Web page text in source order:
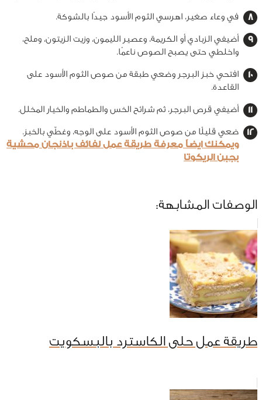
في وعاء صغير، اهرسي الثوم الأسود جيدًا بالشوكة.
أضيفي الزبادي أو الكريمة، وعصير الليمون، وزيت الزيتون، وملح،
واخلطي حتى يصبح الصوص ناعمًا.
افتحي خبز البرجر وضعي طبقة من صوص الثوم الأسود على
القاعدة.
أضيفي قرص البرجر، ثم شرائح الخس والطماطم والخيار المخلل.
ضعي قليلًا من صوص الثوم الأسود على الوجه، وغطّي بالخبز.
ويمكنك ايضاً معرفة طريقة عمل لفائف باذنجان محشية
بجبن الريكوتا
الوصفات المشابهة:
طريقة عمل حلى الكاسترد بالبسكويت